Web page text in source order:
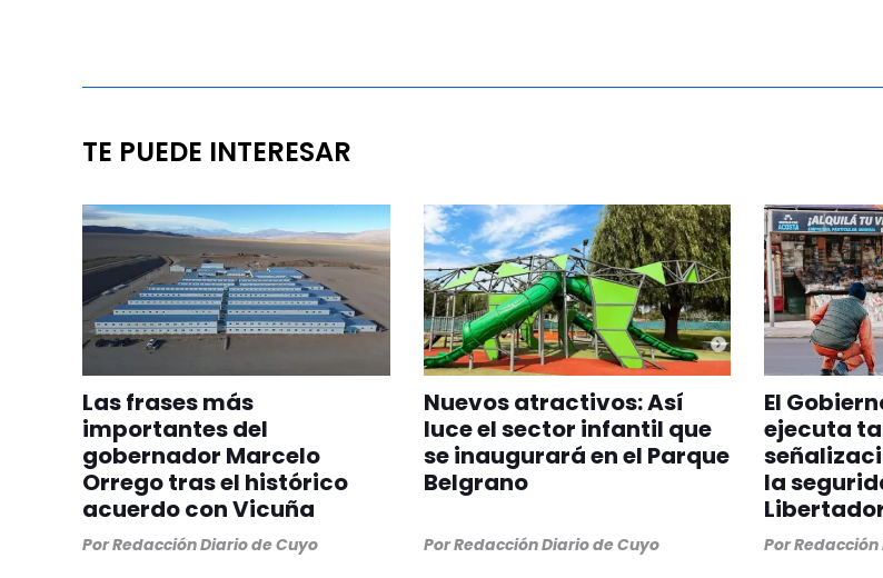
TE PUEDE INTERESAR
Las frases más
importantes del
gobernador Marcelo
Orrego tras el histórico
acuerdo con Vicuña
PorRedacción Diario de Cuyo
Nuevos atractivos: Así
luce el sector infantil que
se inaugurará en el Parque
Belgrano
PorRedacción Diario de Cuyo
El
ejecuta
la
Por